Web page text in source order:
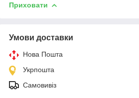
Приховати
Умови доставки
Нова Пошта
Укрпошта
Самовивіз